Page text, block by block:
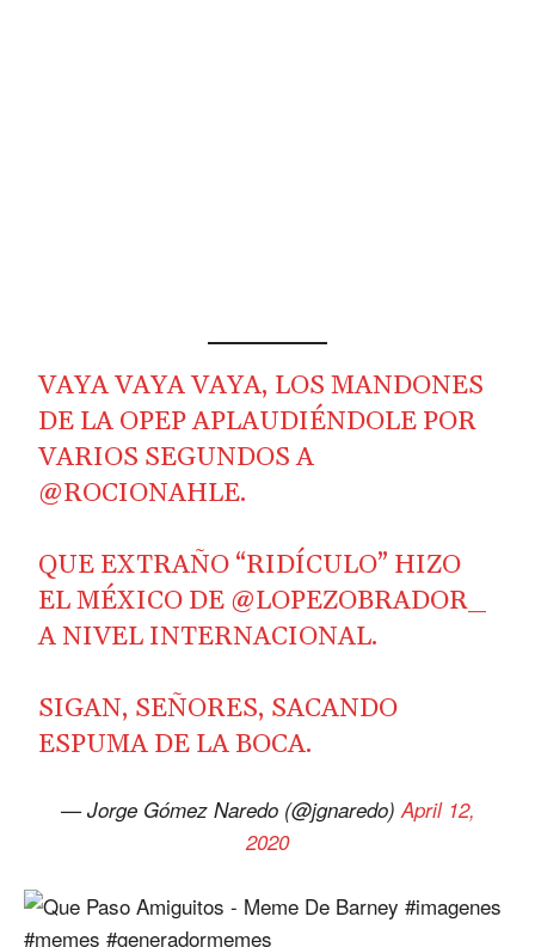
VAYA VAYA VAYA, LOS MANDONES
DE LA OPEP APLAUDIÉNDOLE POR
VARIOS SEGUNDOS A
@ROCIONAHLE.
QUE EXTRAÑO “RIDÍCULO” HIZO
EL MÉXICO DE @LOPEZOBRADOR_
A NIVEL INTERNACIONAL.
SIGAN, SEÑORES, SACANDO
ESPUMA DE LA BOCA.
— Jorge Gómez Naredo (@jgnaredo)April 12,
2020